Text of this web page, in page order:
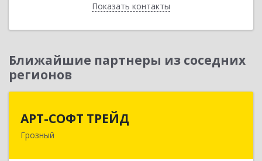
Показать контакты
Назад
Ближайшие партнеры из соседних
регионов
АРТ-СОФТ ТРЕЙД
Грозный
364013, Чеченская Респ, Грозный г, Полярников